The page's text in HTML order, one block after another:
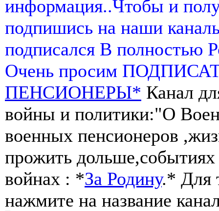
информация..Чтобы и
подпишись на наши
подписался В полностью
Очень просим
ПЕНСИОНЕРЫ* Канал
войны и политики:"О
военных пенсионеров
прожить
войнах : *За Родину.* Для
нажмите на название